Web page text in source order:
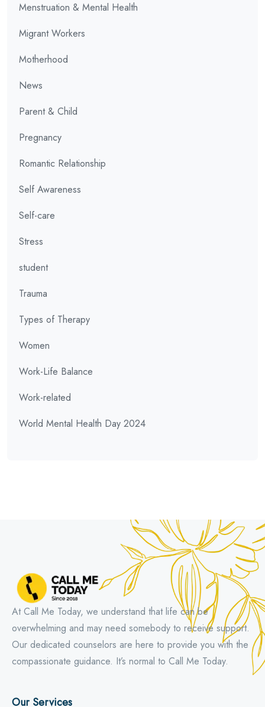
Menstruation & Mental Health
Migrant Workers
Motherhood
News
Parent & Child
Pregnancy
Romantic Relationship
Self Awareness
Self-care
Stress
student
Trauma
Types of Therapy
Women
Work-Life Balance
Work-related
World Mental Health Day 2024
At Call Me Today, we understand that life can be
overwhelming and may need somebody to receive support.
Our dedicated counselors are here to provide you with the
compassionate guidance. It’s normal to Call Me Today.
Our Services